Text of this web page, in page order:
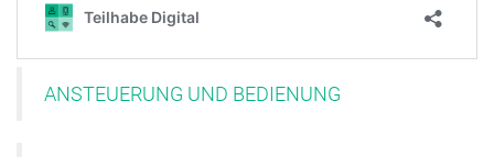
ANSTEUERUNG UND BEDIENUNG